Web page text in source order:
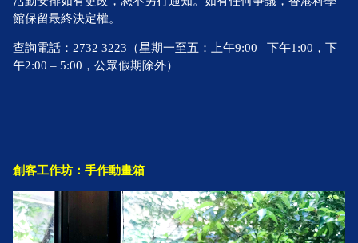
館保留最終決定權。
查詢電話：2732 3223（星期一至五：上午9:00 –下午1:00，下
午2:00 – 5:00，公眾假期除外）
創客工作坊：手作動畫箱